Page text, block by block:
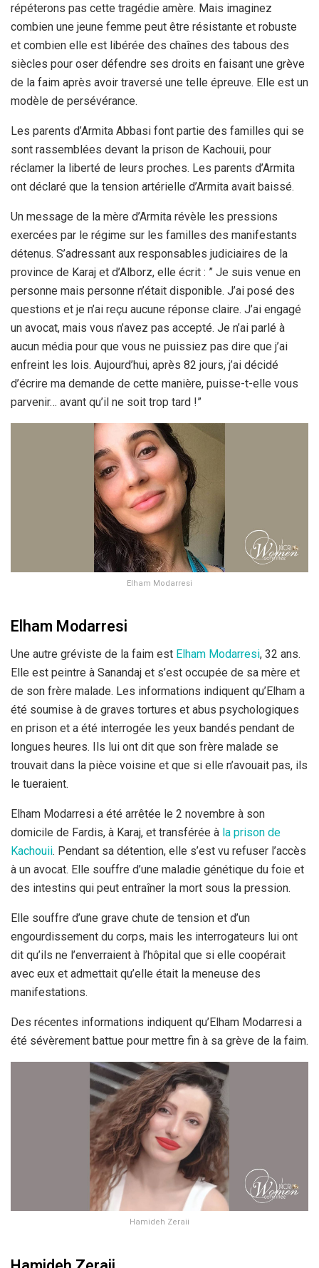
répéterons pas cette tragédie amère. Mais imaginez
combien une jeune femme peut être résistante et robuste
et combien elle est libérée des chaînes des tabous des
siècles pour oser défendre ses droits en faisant une grève
de la faim après avoir traversé une telle épreuve. Elle est un
modèle de persévérance.
Les parents d’Armita Abbasi font partie des familles qui se
sont rassemblées devant la prison de Kachouii, pour
réclamer la liberté de leurs proches. Les parents d’Armita
ont déclaré que la tension artérielle d’Armita avait baissé.
Un message de la mère d’Armita révèle les pressions
exercées par le régime sur les familles des manifestants
détenus. S’adressant aux responsables judiciaires de la
province de Karaj et d’Alborz, elle écrit : ” Je suis venue en
personne mais personne n’était disponible. J’ai posé des
questions et je n’ai reçu aucune réponse claire. J’ai engagé
un avocat, mais vous n’avez pas accepté. Je n’ai parlé à
aucun média pour que vous ne puissiez pas dire que j’ai
enfreint les lois. Aujourd’hui, après 82 jours, j’ai décidé
d’écrire ma demande de cette manière, puisse-t-elle vous
parvenir… avant qu’il ne soit trop tard !”
Elham Modarresi
Elham Modarresi
Une autre gréviste de la faim est Elham Modarresi, 32 ans.
Elle est peintre à Sanandaj et s’est occupée de sa mère et
de son frère malade. Les informations indiquent qu’Elham a
été soumise à de graves tortures et abus psychologiques
en prison et a été interrogée les yeux bandés pendant de
longues heures. Ils lui ont dit que son frère malade se
trouvait dans la pièce voisine et que si elle n’avouait pas, ils
le tueraient.
Elham Modarresi a été arrêtée le 2 novembre à son
domicile de Fardis, à Karaj, et transférée à la prison de
Kachouii. Pendant sa détention, elle s’est vu refuser l’accès
à un avocat. Elle souffre d’une maladie génétique du foie et
des intestins qui peut entraîner la mort sous la pression.
Elle souffre d’une grave chute de tension et d’un
engourdissement du corps, mais les interrogateurs lui ont
dit qu’ils ne l’enverraient à l’hôpital que si elle coopérait
avec eux et admettait qu’elle était la meneuse des
manifestations.
Des récentes informations indiquent qu’Elham Modarresi a
été sévèrement battue pour mettre fin à sa grève de la faim.
Hamideh Zeraii